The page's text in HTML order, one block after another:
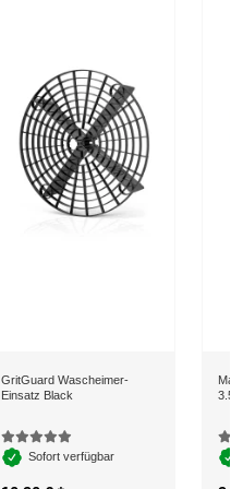
GritGuard Wascheimer-
Einsatz Black
Sofort verfügbar
3.5